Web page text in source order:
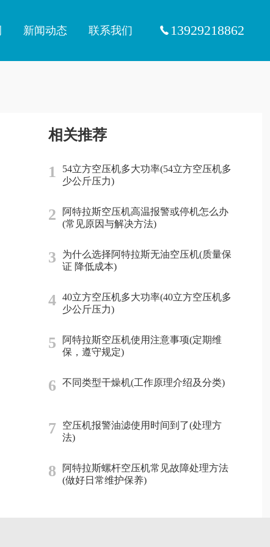
新闻动态 联系我们 13929218862
相关推荐
1
54立方空压机多大功率(54立方空压机多
少公斤压力)
2
阿特拉斯空压机高温报警或停机怎么办
(常见原因与解决方法)
3
为什么选择阿特拉斯无油空压机(质量保
证 降低成本)
4
40立方空压机多大功率(40立方空压机多
少公斤压力)
5
阿特拉斯空压机使用注意事项(定期维
保，遵守规定)
6 不同类型干燥机(工作原理介绍及分类)
7
空压机报警油滤使用时间到了(处理方
法)
8
阿特拉斯螺杆空压机常见故障处理方法
(做好日常维护保养)